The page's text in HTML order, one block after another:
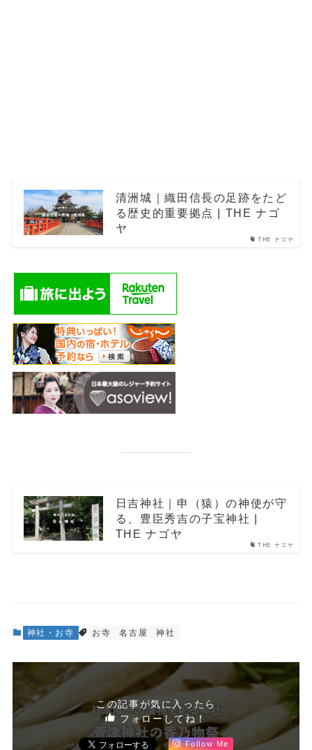
THE ナゴヤ
清洲城｜織田信長の足跡をたど
る歴史的重要拠点 | THE ナゴ
ヤ
THE ナゴヤ
日吉神社｜申（猿）の神使が守
る、豊臣秀吉の子宝神社 |
THE ナゴヤ
神社・お寺 お寺 名古屋 神社
この記事が気に入ったら
フォローしてね！
Follow Me